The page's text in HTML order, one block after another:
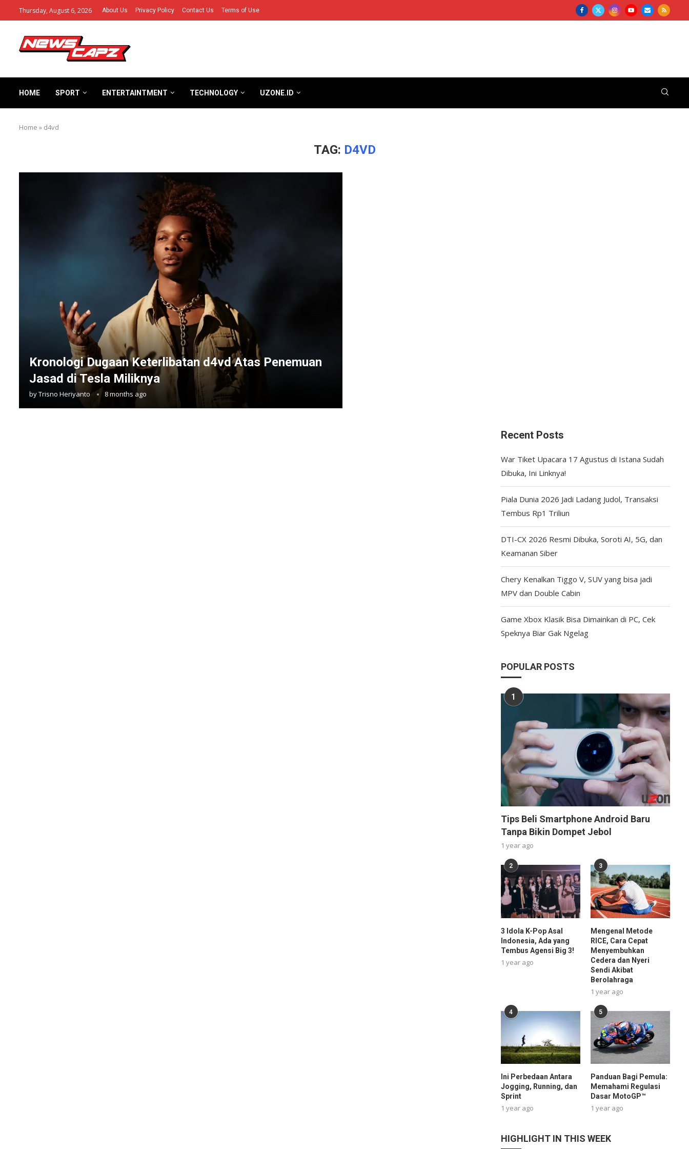
Thursday, August 6, 2026 About Us Privacy Policy Contact Us Terms of Use
HOME SPORT ENTERTAINTMENT TECHNOLOGY UZONE.ID
Home » d4vd
TAG: D4VD
Kronologi Dugaan Keterlibatan d4vd Atas Penemuan
Jasad di Tesla Miliknya
byTrisno Heriyanto 8 months ago
Recent Posts
War Tiket Upacara 17 Agustus di Istana Sudah
Dibuka, Ini Linknya!
Piala Dunia 2026 Jadi Ladang Judol, Transaksi
Tembus Rp1 Triliun
DTI-CX 2026 Resmi Dibuka, Soroti AI, 5G, dan
Keamanan Siber
Chery Kenalkan Tiggo V, SUV yang bisa jadi
MPV dan Double Cabin
Game Xbox Klasik Bisa Dimainkan di PC, Cek
Speknya Biar Gak Ngelag
POPULAR POSTS
1
Tips Beli Smartphone Android Baru
Tanpa Bikin Dompet Jebol
1 year ago
2
3 Idola K-Pop Asal
Indonesia, Ada yang
Tembus Agensi Big 3!
1 year ago
3
Mengenal Metode
RICE, Cara Cepat
Menyembuhkan
Cedera dan Nyeri
Sendi Akibat
Berolahraga
1 year ago
4
Ini Perbedaan Antara
Jogging, Running, dan
Sprint
1 year ago
5
Panduan Bagi Pemula:
Memahami Regulasi
Dasar MotoGP™
1 year ago
HIGHLIGHT IN THIS WEEK